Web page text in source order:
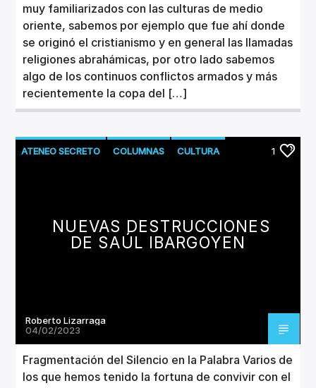
muy familiarizados con las culturas de medio
oriente, sabemos por ejemplo que fue ahí donde
se originó el cristianismo y en general las llamadas
religiones abrahámicas, por otro lado sabemos
algo de los continuos conflictos armados y más
recientemente la copa del […]
ATENEO SECRETO COLUMNAS CULTURA 1
NUEVAS DESTRUCCIONES
DE SAÚL IBARGOYEN
Roberto Lizarraga
04/02/2023
Fragmentación del Silencio en la Palabra Varios de
los que hemos tenido la fortuna de convivir con el